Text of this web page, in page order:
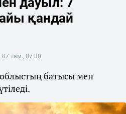
қандай
там., 07:30
батысы мен